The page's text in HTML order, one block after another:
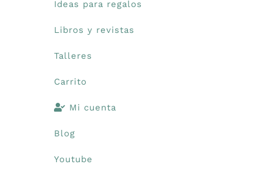
Ideas para regalos
Libros y revistas
Talleres
Carrito
Mi cuenta
Blog
Youtube